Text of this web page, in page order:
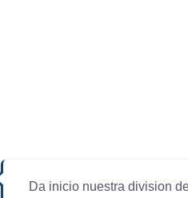
Da inicio nuestra division